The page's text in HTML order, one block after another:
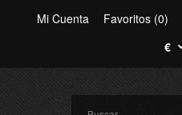
Mi Cuenta Favoritos (0)
€